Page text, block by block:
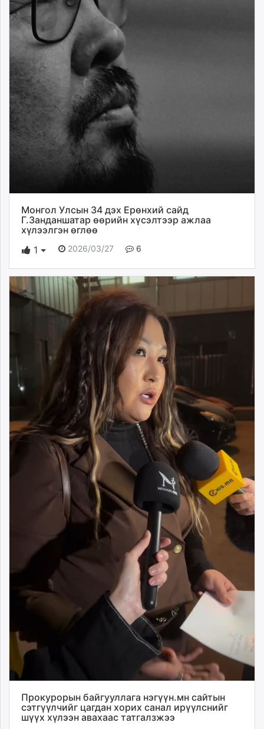
Монгол Улсын 34 дэх Ерөнхий сайд
Г.Занданшатар өөрийн хүсэлтээр ажлаа
хүлээлгэн өглөө
1
2026/03/27 6
Прокурорын байгууллага нэгүүн.мн сайтын
сэтгүүлчийг цагдан хорих санал ирүүлснийг
шүүх хүлээн авахаас татгалзжээ